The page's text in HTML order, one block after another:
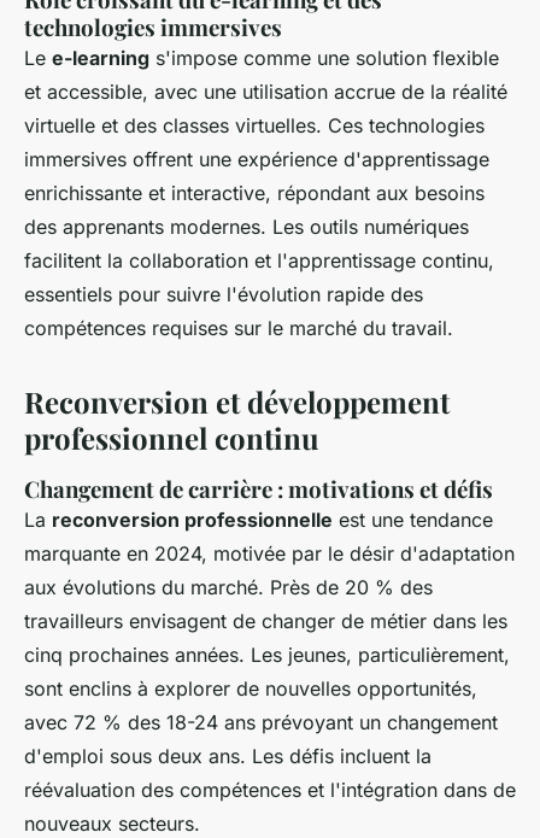
technologies immersives
Le e-learning s'impose comme une solution flexible
et accessible, avec une utilisation accrue de la réalité
virtuelle et des classes virtuelles. Ces technologies
immersives offrent une expérience d'apprentissage
enrichissante et interactive, répondant aux besoins
des apprenants modernes. Les outils numériques
facilitent la collaboration et l'apprentissage continu,
essentiels pour suivre l'évolution rapide des
compétences requises sur le marché du travail.
Reconversion et développement
professionnel continu
Changement de carrière : motivations et défis
La reconversion professionnelle est une tendance
marquante en 2024, motivée par le désir d'adaptation
aux évolutions du marché. Près de 20 % des
travailleurs envisagent de changer de métier dans les
cinq prochaines années. Les jeunes, particulièrement,
sont enclins à explorer de nouvelles opportunités,
avec 72 % des 18-24 ans prévoyant un changement
d'emploi sous deux ans. Les défis incluent la
réévaluation des compétences et l'intégration dans de
nouveaux secteurs.